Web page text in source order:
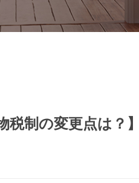
税制の変更点は